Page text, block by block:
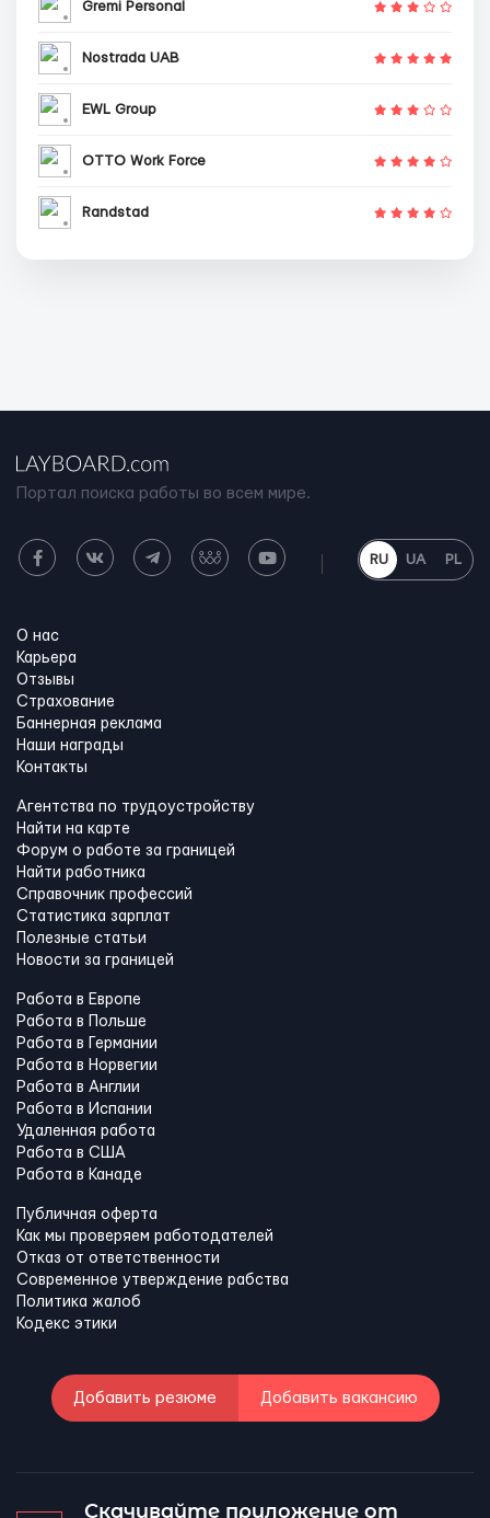
Gremi Personal
Nostrada UAB
EWL Group
OTTO Work Force
Randstad
Портал поиска работы во всем мире.
RU UA PL
О нас
Карьера
Отзывы
Страхование
Баннерная реклама
Наши награды
Контакты
Агентства по трудоустройству
Найти на карте
Форум о работе за границей
Найти работника
Справочник профессий
Статистика зарплат
Полезные статьи
Новости за границей
Работа в Европе
Работа в Польше
Работа в Германии
Работа в Норвегии
Работа в Англии
Работа в Испании
Удаленная работа
Работа в США
Работа в Канадe
Публичная оферта
Как мы проверяем работодателей
Отказ от ответственности
Современное утверждение рабства
Политика жалоб
Кодекс этики
Добавить резюме Добавить вакансию
Скачивайте приложение от